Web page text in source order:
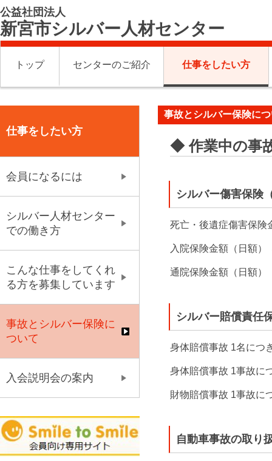
公益社団法人
新宮市シルバー人材センター
トップ センターのご紹介 仕事をしたい方
事故とシルバー保険に
◆ 作業中の事
シルバー傷害保険
死亡・後遺症傷害保
入院保険金額（日額
通院保険金額（日額
シルバー賠償責任
身体賠償事故 1名につ
身体賠償事故 1事故に
財物賠償事故 1事故に
自動車事故の取り
仕事をしたい方
会員になるには
シルバー人材センター
での働き方
こんな仕事をしてくれ
る方を募集しています
事故とシルバー保険に
ついて
入会説明会の案内